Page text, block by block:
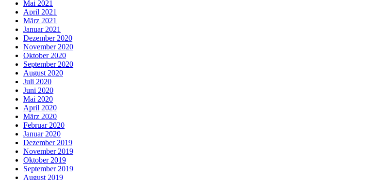
Mai 2021
April 2021
März 2021
Januar 2021
Dezember 2020
November 2020
Oktober 2020
September 2020
August 2020
Juli 2020
Juni 2020
Mai 2020
April 2020
März 2020
Februar 2020
Januar 2020
Dezember 2019
November 2019
Oktober 2019
September 2019
August 2019